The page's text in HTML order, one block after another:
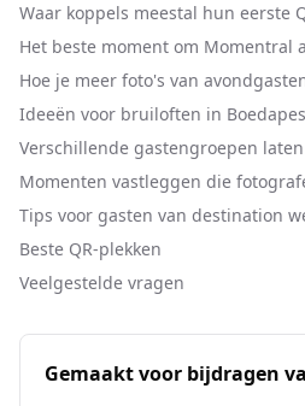
Waar koppels meestal hun eerste
Het beste moment om Momentral
Hoe je meer foto's van
Ideeën voor bruiloften in
Verschillende gastengroepen
Momenten vastleggen die
Tips voor gasten van destination
Beste QR-plekken
Veelgestelde vragen
Gemaakt voor bijdragen